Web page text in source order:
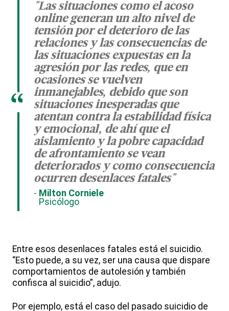
"Las situaciones como el acoso
online generan un alto nivel de
tensión por el deterioro de las
relaciones y las consecuencias de
las situaciones expuestas en la
agresión por las redes, que en
ocasiones se vuelven
inmanejables, debido que son
situaciones inesperadas que
atentan contra la estabilidad física
y emocional, de ahí que el
aislamiento y la pobre capacidad
de afrontamiento se vean
deteriorados y como consecuencia
ocurren desenlaces fatales"
Milton Corniele
Psicólogo
“
Entre esos desenlaces fatales está el suicidio.
“Esto puede, a su vez, ser una causa que dispare
comportamientos de autolesión y también
confisca al suicidio”, adujo.
Por ejemplo, está el caso del pasado suicidio de